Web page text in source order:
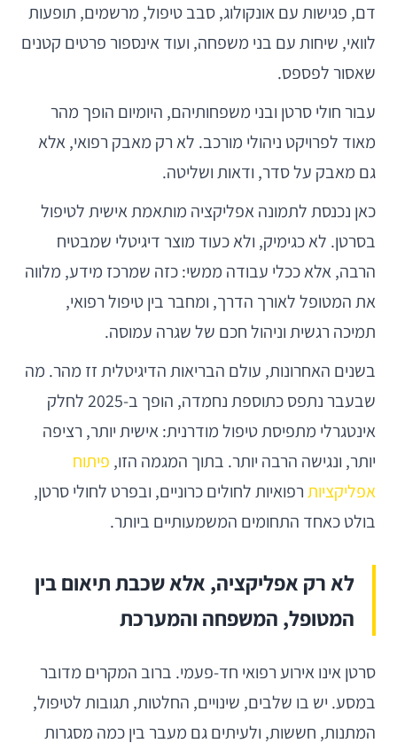
דם, פגישות עם אונקולוג, סבב טיפול, מרשמים, תופעות
לוואי, שיחות עם בני משפחה, ועוד אינספור פרטים קטנים
שאסור לפספס.
עבור חולי סרטן ובני משפחותיהם, היומיום הופך מהר
מאוד לפרויקט ניהולי מורכב. לא רק מאבק רפואי, אלא
גם מאבק על סדר, ודאות ושליטה.
כאן נכנסת לתמונה אפליקציה מותאמת אישית לטיפול
בסרטן. לא כגימיק, ולא כעוד מוצר דיגיטלי שמבטיח
הרבה, אלא ככלי עבודה ממשי: כזה שמרכז מידע, מלווה
את המטופל לאורך הדרך, ומחבר בין טיפול רפואי,
תמיכה רגשית וניהול חכם של שגרה עמוסה.
בשנים האחרונות, עולם הבריאות הדיגיטלית זז מהר. מה
שבעבר נתפס כתוספת נחמדה, הופך ב-2025 לחלק
אינטגרלי מתפיסת טיפול מודרנית: אישית יותר, רציפה
יותר, ונגישה הרבה יותר. בתוך המגמה הזו, פיתוח
אפליקציותרפואיות לחולים כרוניים, ובפרט לחולי סרטן,
בולט כאחד התחומים המשמעותיים ביותר.
לא רק אפליקציה, אלא שכבת תיאום בין
המטופל, המשפחה והמערכת
סרטן אינו אירוע רפואי חד-פעמי. ברוב המקרים מדובר
במסע. יש בו שלבים, שינויים, החלטות, תגובות לטיפול,
המתנות, חששות, ולעיתים גם מעבר בין כמה מסגרות